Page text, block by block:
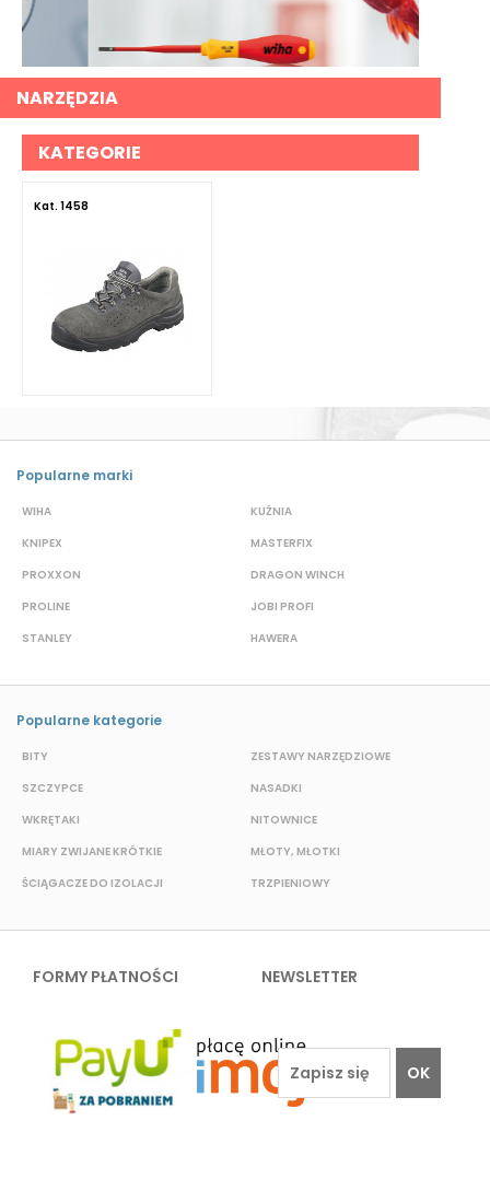
NARZĘDZIA
KATEGORIE
Kat. 1458
Popularne marki
WIHA
KNIPEX
PROXXON
PROLINE
STANLEY
KUŹNIA
MASTERFIX
DRAGON WINCH
JOBI PROFI
HAWERA
Popularne kategorie
BITY
SZCZYPCE
WKRĘTAKI
MIARY ZWIJANE KRÓTKIE
ŚCIĄGACZE DO IZOLACJI
ZESTAWY NARZĘDZIOWE
NASADKI
NITOWNICE
MŁOTY, MŁOTKI
TRZPIENIOWY
FORMY PŁATNOŚCI NEWSLETTER
OK